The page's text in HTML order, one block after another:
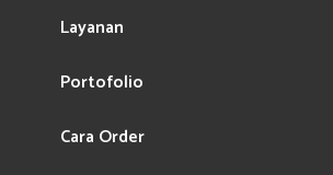
Layanan
Portofolio
Cara Order